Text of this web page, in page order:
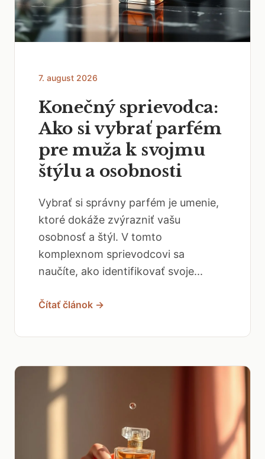
7. august 2026
Konečný sprievodca:
Ako si vybrať parfém
pre muža k svojmu
štýlu a osobnosti
Vybrať si správny parfém je umenie,
ktoré dokáže zvýrazniť vašu
osobnosť a štýl. V tomto
komplexnom sprievodcovi sa
naučíte, ako identifikovať svoje...
Čítať článok →